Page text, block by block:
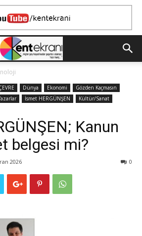
Dünya Ekonomi
Gözden Kaçmasın
İsmet HERGÜNŞEN
Kültür/Sanat
Kanun
belgesi mi?
2026 0